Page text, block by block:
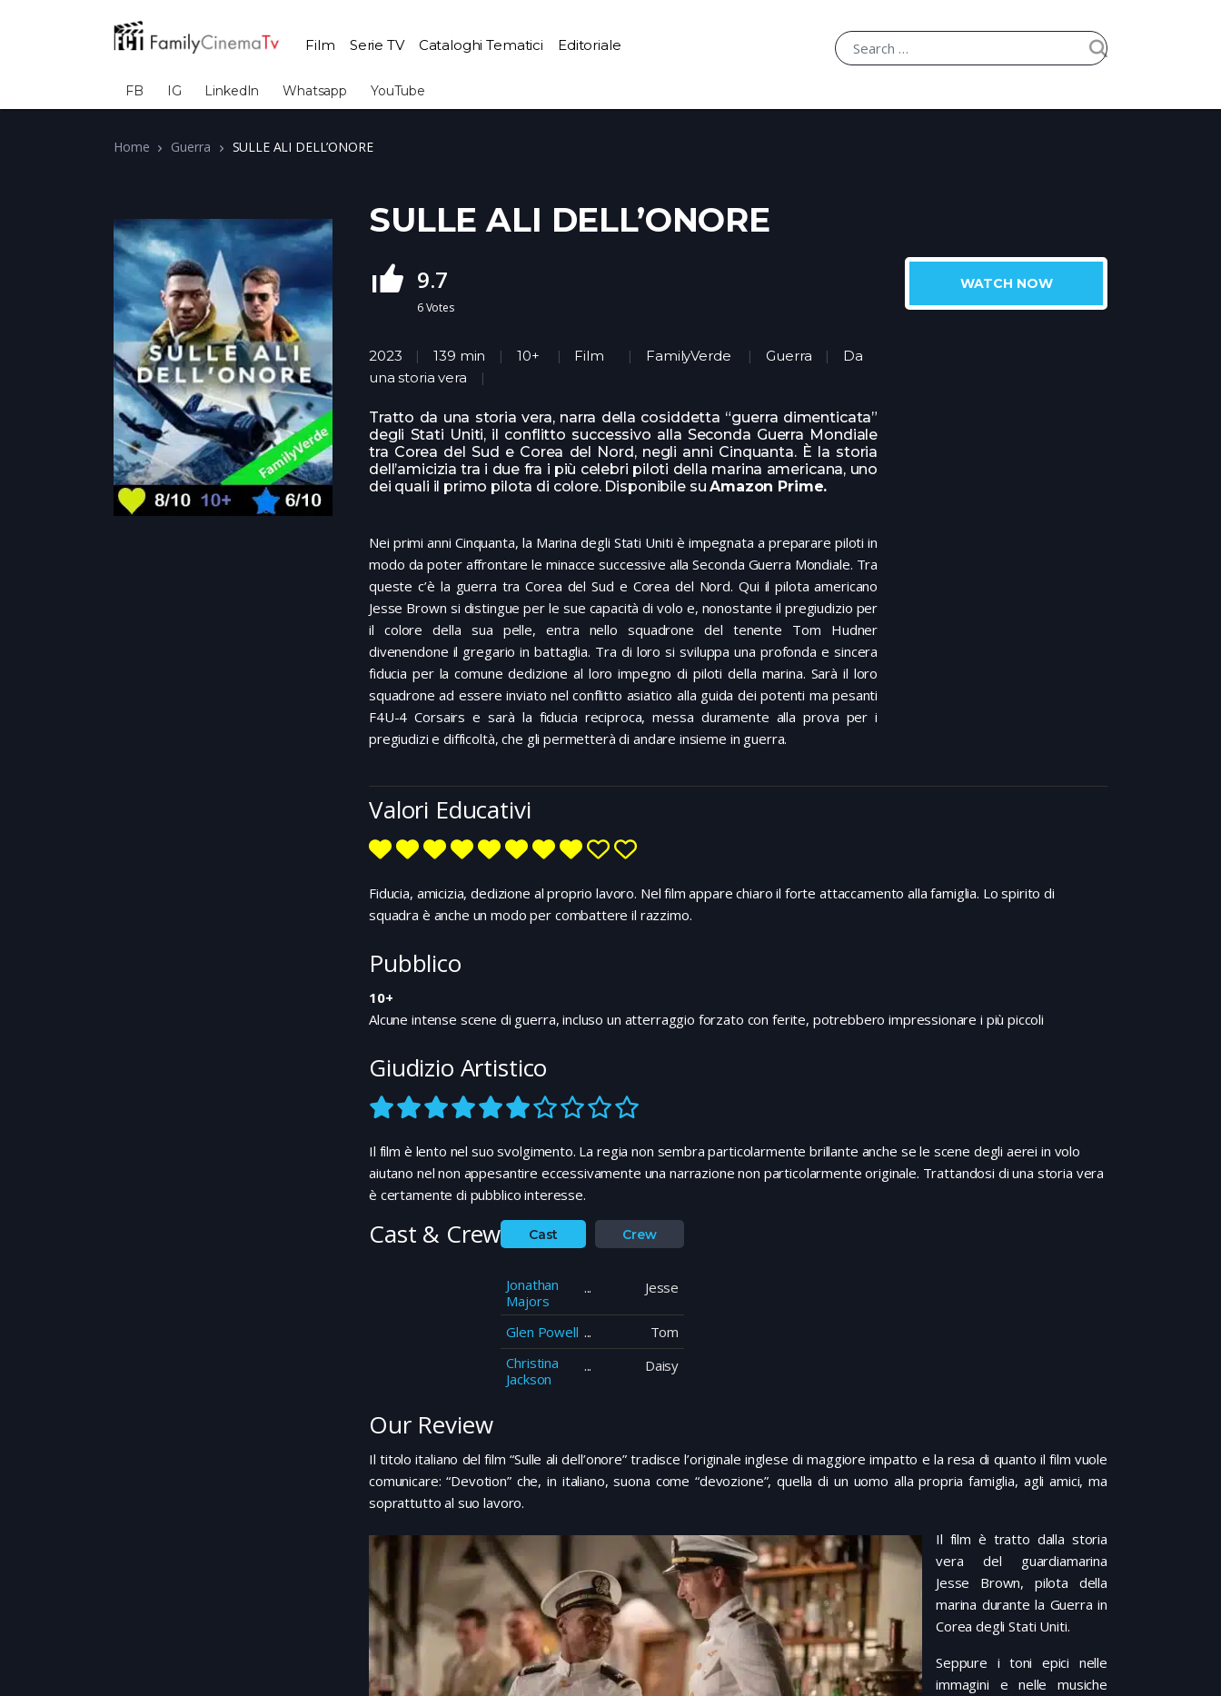
Film Serie TV Cataloghi Tematici Editoriale
FB IG LinkedIn Whatsapp YouTube
Home Guerra SULLE ALI DELL’ONORE
WATCH NOW
SULLE ALI DELL’ONORE
9.7
6Votes
2023 139 min 10+ Film FamilyVerde Guerra
Da
una storia vera
Tratto da una storia vera, narra della cosiddetta “guerra dimenticata”
degli Stati Uniti, il conflitto successivo alla Seconda Guerra Mondiale
tra Corea del Sud e Corea del Nord, negli anni Cinquanta. È la storia
dell’amicizia tra i due fra i più celebri piloti della marina americana, uno
dei quali il primo pilota di colore. Disponibile suAmazon Prime.
Nei primi anni Cinquanta, la Marina degli Stati Uniti è impegnata a preparare piloti in
modo da poter affrontare le minacce successive alla Seconda Guerra Mondiale. Tra
queste c’è la guerra tra Corea del Sud e Corea del Nord. Qui il pilota americano
Jesse Brown si distingue per le sue capacità di volo e, nonostante il pregiudizio per
il colore della sua pelle, entra nello squadrone del tenente Tom Hudner
divenendone il gregario in battaglia. Tra di loro si sviluppa una profonda e sincera
fiducia per la comune dedizione al loro impegno di piloti della marina. Sarà il loro
squadrone ad essere inviato nel conflitto asiatico alla guida dei potenti ma pesanti
F4U-4 Corsairs e sarà la fiducia reciproca, messa duramente alla prova per i
pregiudizi e difficoltà, che gli permetterà di andare insieme in guerra.
Valori Educativi
Fiducia, amicizia, dedizione al proprio lavoro. Nel film appare chiaro il forte attaccamento alla famiglia. Lo spirito di
squadra è anche un modo per combattere il razzimo.
Pubblico
10+
Alcune intense scene di guerra, incluso un atterraggio forzato con ferite, potrebbero impressionare i più piccoli
Giudizio Artistico
Il film è lento nel suo svolgimento. La regia non sembra particolarmente brillante anche se le scene degli aerei in volo
aiutano nel non appesantire eccessivamente una narrazione non particolarmente originale. Trattandosi di una storia vera
è certamente di pubblico interesse.
Cast & Crew Cast Crew
Jonathan
Majors
Jesse
Glen Powell
Tom
Christina
Jackson
Daisy
Our Review
Il titolo italiano del film “Sulle ali dell’onore” tradisce l’originale inglese di maggiore impatto e la resa di quanto il film vuole
comunicare: “Devotion” che, in italiano, suona come “devozione”, quella di un uomo alla propria famiglia, agli amici, ma
soprattutto al suo lavoro.
Il film è tratto dalla storia
vera del guardiamarina
Jesse Brown, pilota della
marina durante la Guerra in
Corea degli Stati Uniti.
Seppure i toni epici nelle
immagini e nelle musiche